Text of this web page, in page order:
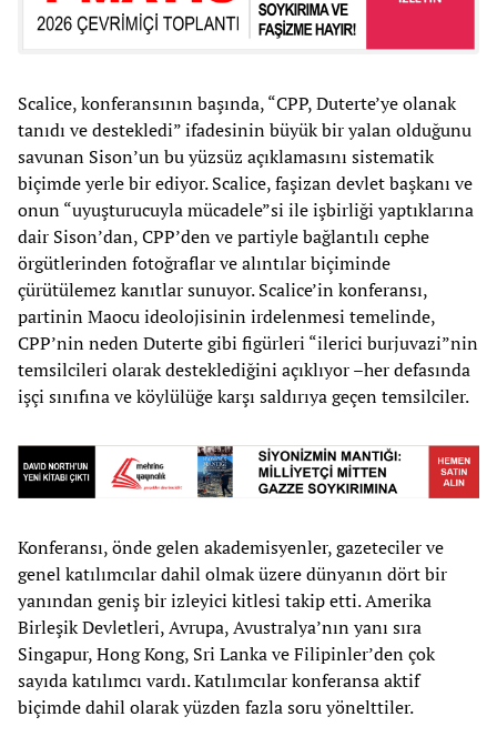
Scalice, konferansının başında, “CPP, Duterte’ye olanak
tanıdı ve destekledi” ifadesinin büyük bir yalan olduğunu
savunan Sison’un bu yüzsüz açıklamasını sistematik
biçimde yerle bir ediyor. Scalice, faşizan devlet başkanı ve
onun “uyuşturucuyla mücadele”si ile işbirliği yaptıklarına
dair Sison’dan, CPP’den ve partiyle bağlantılı cephe
örgütlerinden fotoğraflar ve alıntılar biçiminde
çürütülemez kanıtlar sunuyor. Scalice’in konferansı,
partinin Maocu ideolojisinin irdelenmesi temelinde,
CPP’nin neden Duterte gibi figürleri “ilerici burjuvazi”nin
temsilcileri olarak desteklediğini açıklıyor –her defasında
işçi sınıfına ve köylülüğe karşı saldırıya geçen temsilciler.
Konferansı, önde gelen akademisyenler, gazeteciler ve
genel katılımcılar dahil olmak üzere dünyanın dört bir
yanından geniş bir izleyici kitlesi takip etti. Amerika
Birleşik Devletleri, Avrupa, Avustralya’nın yanı sıra
Singapur, Hong Kong, Sri Lanka ve Filipinler’den çok
sayıda katılımcı vardı. Katılımcılar konferansa aktif
biçimde dahil olarak yüzden fazla soru yönelttiler.